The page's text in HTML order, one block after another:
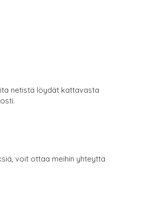
netistä löydät kattavasta
voit ottaa meihin yhteyttä